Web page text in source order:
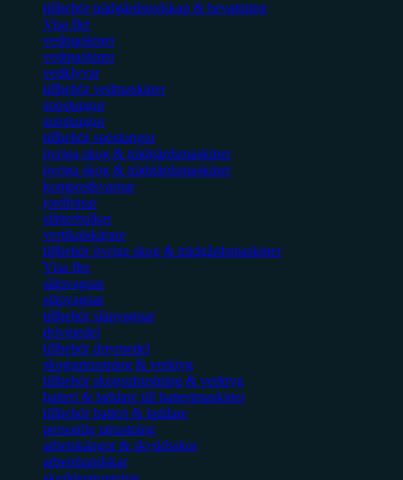
tillbehör trädgårdsredskap & bevattning
Visa fler
vedmaskiner
vedmaskiner
vedklyvar
tillbehör vedmaskiner
snöslungor
snöslungor
tillbehör snöslungor
övriga skog & trädgårdsmaskiner
övriga skog & trädgårdsmaskiner
kompostkvarnar
jordfräsar
slåtterbalkar
vertikalskärare
tillbehör övriga skog & trädgårdsmaskiner
Visa fler
släpvagnar
släpvagnar
tillbehör släpvagnar
drivmedel
tillbehör drivmedel
skogsutrustning & verktyg
tillbehör skogsutrustning & verktyg
batteri & laddare till batterimaskiner
tillbehör batteri & laddare
personlig utrustning
arbetskängor & skyddsskor
arbetshandskar